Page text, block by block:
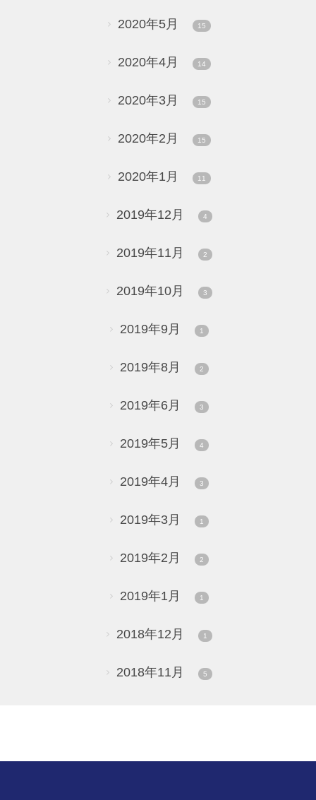
2020年5月 15
2020年4月 14
2020年3月 15
2020年2月 15
2020年1月 11
2019年12月 4
2019年11月 2
2019年10月 3
2019年9月 1
2019年8月 2
2019年6月 3
2019年5月 4
2019年4月 3
2019年3月 1
2019年2月 2
2019年1月 1
2018年12月 1
2018年11月 5